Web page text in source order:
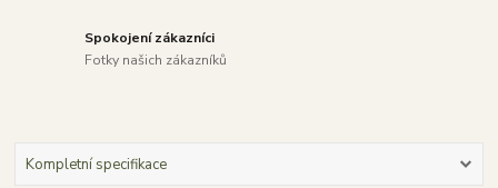
Spokojení zákazníci
Fotky našich zákazníků
Kompletní specifikace